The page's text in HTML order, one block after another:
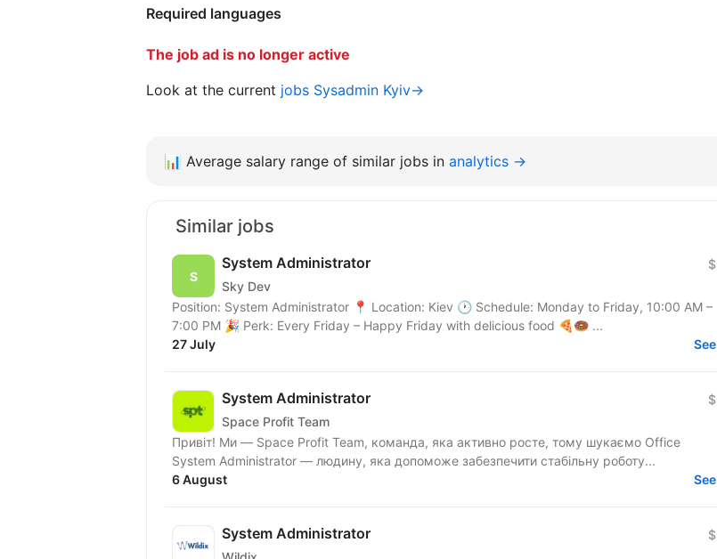
Required languages
The job ad is no longer active
Look at the current jobs Sysadmin Kyiv→
📊 Average salary range of similar jobs in analytics →
Similar jobs
System Administrator
Sky Dev
$
Position: System Administrator 📍 Location: Kiev 🕐 Schedule: Monday to Friday, 10:00 AM –
7:00 PM 🎉 Perk: Every Friday – Happy Friday with delicious food 🍕🍩 ...
27 July
See
System Administrator
Space Profit Team
$
Привіт! Ми — Space Profit Team, команда, яка активно росте, тому шукаємо Office
System Administrator — людину, яка допоможе забезпечити стабільну роботу...
6 August
See
System Administrator $